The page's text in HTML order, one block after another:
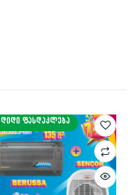
ᲓᲘᲓᲘ ᲤᲐᲡᲓᲐᲙᲚᲔᲑᲐ